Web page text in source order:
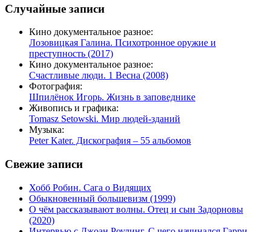
Случайные записи
Кино документальное разное:
Лозовицкая Галина. Психотронное оружие и
преступность (2017)
Кино документальное разное:
Счастливые люди. 1 Весна (2008)
Фотография:
Шпилёнок Игорь. Жизнь в заповеднике
Живопись и графика:
Tomasz Setowski. Мир людей-зданий
Музыка:
Peter Kater. Дискография – 55 альбомов
Свежие записи
Хобб Робин. Сага о Видящих
Обыкновенный большевизм (1999)
О чём рассказывают волны. Отец и сын Задорновы
(2020)